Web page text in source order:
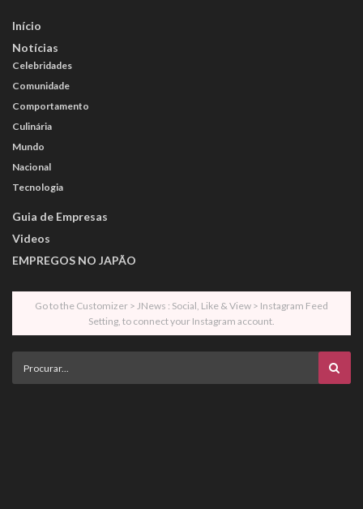
Início
Notícias
Celebridades
Comunidade
Comportamento
Culinária
Mundo
Nacional
Tecnologia
Guia de Empresas
Videos
EMPREGOS NO JAPÃO
Go to the Customizer > JNews : Social, Like & View > Instagram Feed
Setting, to connect your Instagram account.